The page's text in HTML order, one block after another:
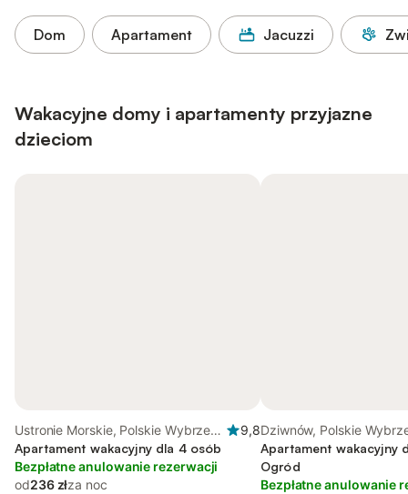
Dom Apartament Jacuzzi
Wakacyjne domy i apartamenty przyjazne
dzieciom
Ustronie Morskie, Polskie Wybrzeże
Bałtyku
9,8
Apartament wakacyjny dla 4 osób
Bezpłatne anulowanie rezerwacji
od236 złza noc
Dziwnów, Polskie
Bałtyku
Apartament wakacyjny
Ogród
Bezpłatne anulowanie